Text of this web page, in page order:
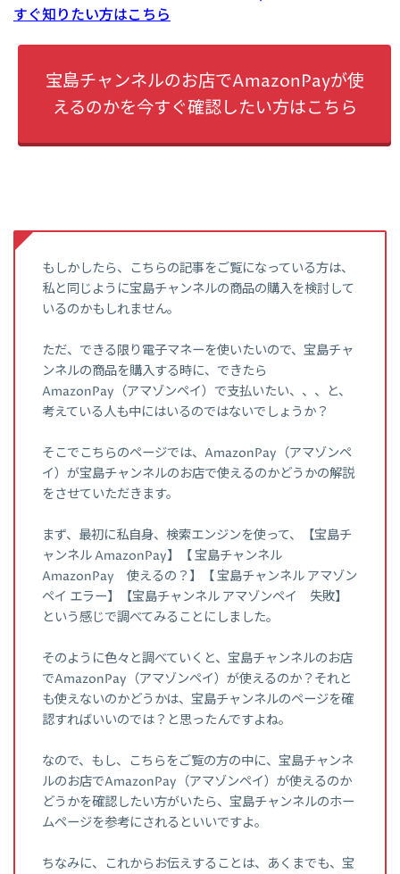
すぐ知りたい方はこちら
宝島チャンネルのお店でAmazonPayが使
えるのかを今すぐ確認したい方はこちら
もしかしたら、こちらの記事をご覧になっている方は、
私と同じように宝島チャンネルの商品の購入を検討して
いるのかもしれません。
ただ、できる限り電子マネーを使いたいので、宝島チャ
ンネルの商品を購入する時に、できたら
AmazonPay（アマゾンペイ）で支払いたい、、、と、
考えている人も中にはいるのではないでしょうか？
そこでこちらのページでは、AmazonPay（アマゾンペ
イ）が宝島チャンネルのお店で使えるのかどうかの解説
をさせていただきます。
まず、最初に私自身、検索エンジンを使って、【宝島チ
ャンネル AmazonPay】【 宝島チャンネル
AmazonPay 使えるの？】【 宝島チャンネル アマゾン
ペイ エラー】【宝島チャンネル アマゾンペイ 失敗】
という感じで調べてみることにしました。
そのように色々と調べていくと、宝島チャンネルのお店
でAmazonPay（アマゾンペイ）が使えるのか？それと
も使えないのかどうかは、宝島チャンネルのページを確
認すればいいのでは？と思ったんですよね。
なので、もし、こちらをご覧の方の中に、宝島チャンネ
ルのお店でAmazonPay（アマゾンペイ）が使えるのか
どうかを確認したい方がいたら、宝島チャンネルのホー
ムページを参考にされるといいですよ。
ちなみに、これからお伝えすることは、あくまでも、宝